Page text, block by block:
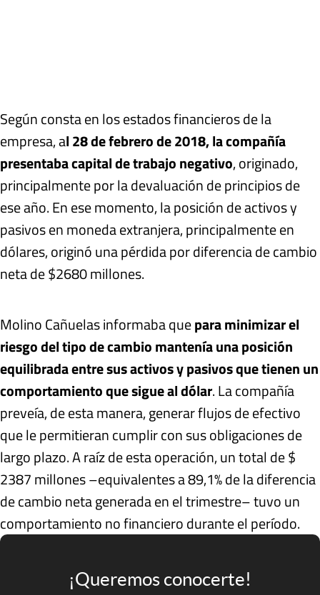
Según consta en los estados financieros de la
empresa, al 28 de febrero de 2018, la compañía
presentaba capital de trabajo negativo, originado,
principalmente por la devaluación de principios de
ese año. En ese momento, la posición de activos y
pasivos en moneda extranjera, principalmente en
dólares, originó una pérdida por diferencia de cambio
neta de $2680 millones.
Molino Cañuelas informaba quepara minimizar el
riesgo del tipo de cambio mantenía una posición
equilibrada entre sus activos y pasivos que tienen un
comportamiento que sigue al dólar. La compañía
preveía, de esta manera, generar flujos de efectivo
que le permitieran cumplir con sus obligaciones de
largo plazo. A raíz de esta operación, un total de $
2387 millones –equivalentes a 89,1% de la diferencia
de cambio neta generada en el trimestre– tuvo un
comportamiento no financiero durante el período.
¡Queremos conocerte!